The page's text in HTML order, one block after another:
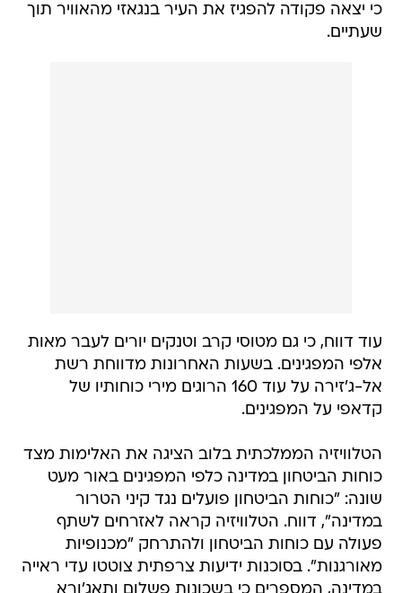
כי יצאה פקודה להפגיז את העיר בנגאזי מהאוויר תוך
שעתיים.
עוד דווח, כי גם מטוסי קרב וטנקים יורים לעבר מאות
אלפי המפגינים. בשעות האחרונות מדווחת רשת
אל-ג'זירה על עוד 160 הרוגים מירי כוחותיו של
קדאפי על המפגינים.
הטלוויזיה הממלכתית בלוב הציגה את האלימות מצד
כוחות הביטחון במדינה כלפי המפגינים באור מעט
שונה: "כוחות הביטחון פועלים נגד קיני הטרור
במדינה", דווח. הטלוויזיה קראה לאזרחים לשתף
פעולה עם כוחות הביטחון ולהתרחק "מכנופיות
מאורגנות". בסוכנות ידיעות צרפתית צוטטו עדי ראייה